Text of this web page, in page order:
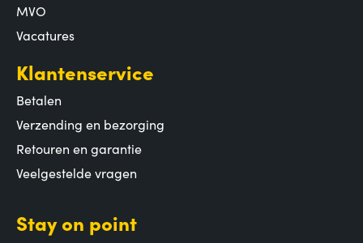
MVO
Vacatures
Klantenservice
Betalen
Verzending en bezorging
Retouren en garantie
Veelgestelde vragen
Stay on point